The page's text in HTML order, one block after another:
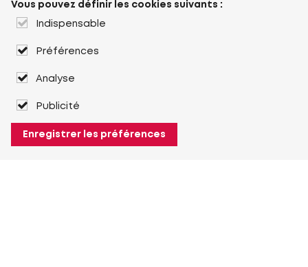
Vous pouvez définir les cookies suivants :
Indispensable
Préférences
Analyse
Publicité
Enregistrer les préférences